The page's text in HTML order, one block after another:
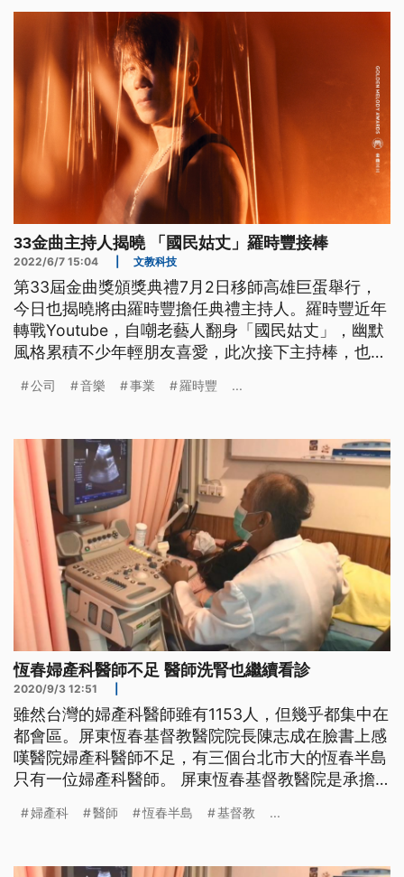
33金曲主持人揭曉 「國民姑丈」羅時豐接棒
2022/6/7 15:04 文教科技
第33屆金曲獎頒獎典禮7月2日移師高雄巨蛋舉行，
今日也揭曉將由羅時豐擔任典禮主持人。羅時豐近年
轉戰Youtube，自嘲老藝人翻身「國民姑丈」，幽默
風格累積不少年輕朋友喜愛，此次接下主持棒，也讓
公司 音樂 事業 羅時豐 ...
恆春婦產科醫師不足 醫師洗腎也繼續看診
2020/9/3 12:51
雖然台灣的婦產科醫師雖有1153人，但幾乎都集中在
都會區。屏東恆春基督教醫院院長陳志成在臉書上感
嘆醫院婦產科醫師不足，有三個台北市大的恆春半島
只有一位婦產科醫師。 屏東恆春基督教醫院是承擔
的急診，但擔心人力不足，在恆基服務快20年的醫生
示：「最近這兩年腎功能有比較不好，醫院也需要人
婦產科 醫師 恆春半島 基督教 ...